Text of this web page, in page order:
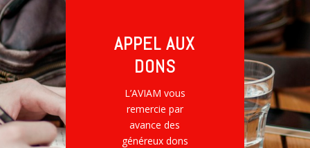
APPEL AUX
DONS
L’AVIAM vous
remercie par
avance des
généreux dons